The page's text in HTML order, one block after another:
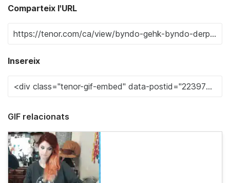
Comparteix l'URL
Insereix
GIF relacionats